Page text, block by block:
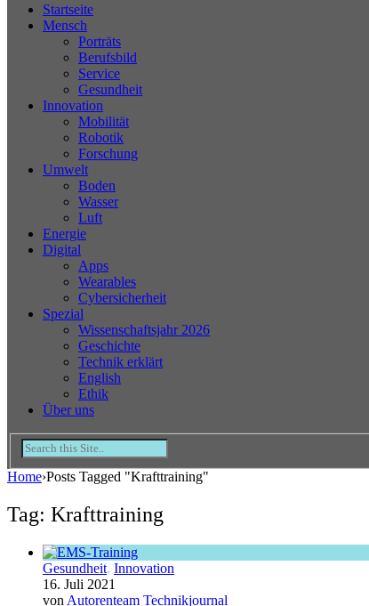
Startseite
Mensch
Porträts
Berufsbild
Service
Gesundheit
Innovation
Mobilität
Robotik
Forschung
Umwelt
Boden
Wasser
Luft
Energie
Digital
Apps
Wearables
Cybersicherheit
Spezial
Wissenschaftsjahr 2026
Geschichte
Technik erklärt
English
Ethik
Über uns
Home›Posts Tagged "Krafttraining"
Tag: Krafttraining
Gesundheit, Innovation
16. Juli 2021
von Autorenteam Technikjournal